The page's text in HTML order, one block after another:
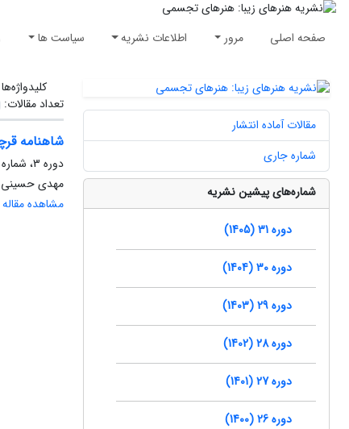
صفحه اصلی مرور اطلاعات نشریه سیاست ها
تعداد مقالات:
شاهنامه
دوره 3، شماره 45، پاییز 1390، صفحه
مهدی حسینی
مشاهده مقاله
مقالات آماده انتشار
شماره جاری
شماره‌های پیشین نشریه
دوره 31 (1405)
دوره 30 (1404)
دوره 29 (1403)
دوره 28 (1402)
دوره 27 (1401)
دوره 26 (1400)